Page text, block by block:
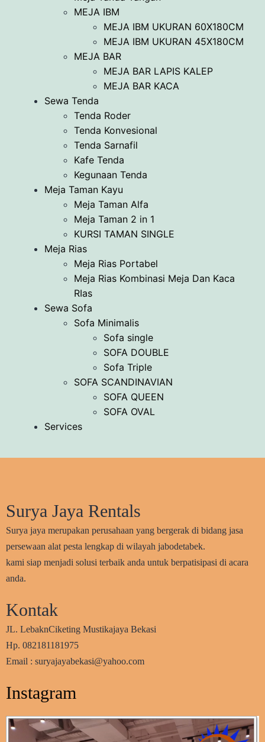
MEJA IBM
MEJA IBM UKURAN 60X180CM
MEJA IBM UKURAN 45X180CM
MEJA BAR
MEJA BAR LAPIS KALEP
MEJA BAR KACA
Sewa Tenda
Tenda Roder
Tenda Konvesional
Tenda Sarnafil
Kafe Tenda
Kegunaan Tenda
Meja Taman Kayu
Meja Taman Alfa
Meja Taman 2 in 1
KURSI TAMAN SINGLE
Meja Rias
Meja Rias Portabel
Meja Rias Kombinasi Meja Dan Kaca
RIas
Sewa Sofa
Sofa Minimalis
Sofa single
SOFA DOUBLE
Sofa Triple
SOFA SCANDINAVIAN
SOFA QUEEN
SOFA OVAL
Services
Surya Jaya Rentals
Surya jaya merupakan perusahaan yang bergerak di bidang jasa
persewaan alat pesta lengkap di wilayah jabodetabek.
kami siap menjadi solusi terbaik anda untuk berpatisipasi di acara
anda.
Kontak
JL. LebaknCiketing Mustikajaya Bekasi
Hp. 082181181975
Email : suryajayabekasi@yahoo.com
Instagram